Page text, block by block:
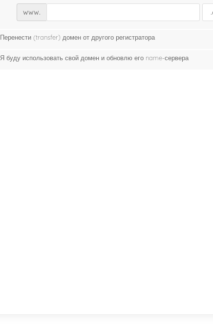
www.
Перенести (transfer) домен от другого регистратора
Я буду использовать свой домен и обновлю его name-сервера